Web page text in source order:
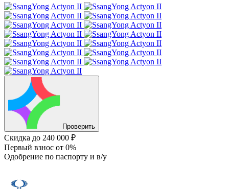
Проверить
Скидка до 240 000 ₽
Первый взнос от 0%
Одобрение по паспорту и в/у